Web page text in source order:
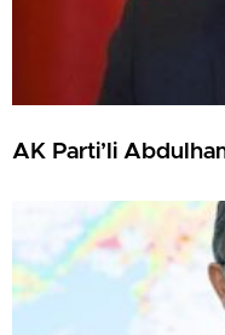
AK Parti’li